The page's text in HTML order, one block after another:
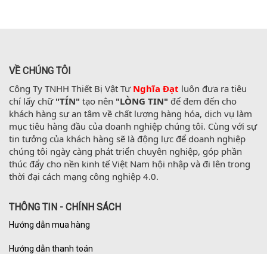
VỀ CHÚNG TÔI
Công Ty TNHH Thiết Bị Vật Tư Nghĩa Đạt luôn đưa ra tiêu
chí lấy chữ "TÍN" tạo nên "LÒNG TIN" để đem đến cho
khách hàng sự an tâm về chất lượng hàng hóa, dịch vụ làm
mục tiêu hàng đầu của doanh nghiệp chúng tôi. Cùng với sự
tin tưởng của khách hàng sẽ là động lực để doanh nghiệp
chúng tôi ngày càng phát triển chuyên nghiệp, góp phần
thúc đẩy cho nền kinh tế Việt Nam hội nhập và đi lên trong
thời đại cách mạng công nghiệp 4.0.
THÔNG TIN - CHÍNH SÁCH
Hướng dẫn mua hàng
Hướng dẫn thanh toán